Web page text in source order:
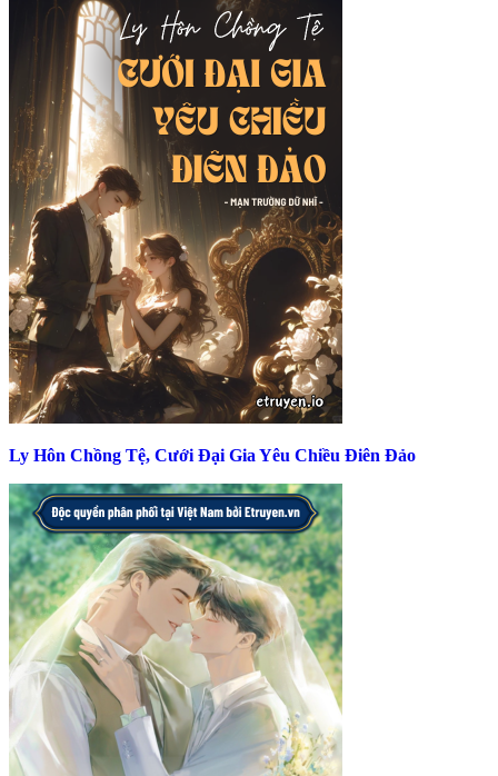
Ly Hôn Chồng Tệ, Cưới Đại Gia Yêu Chiều Điên Đảo